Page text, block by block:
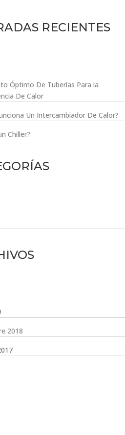
RECIENTES
Óptimo De Tuberías Para la
De Calor
Un Intercambiador De Calor?
Chiller?
2018